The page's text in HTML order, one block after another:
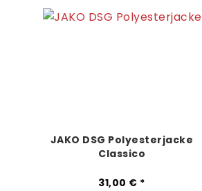
JAKO DSG Polyesterjacke
Classico
31,00 € *